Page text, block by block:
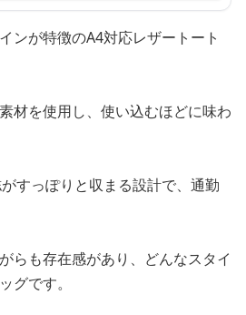
ンが特徴のA4対応レザートート
材を使用し、使い込むほどに味わ
すっぽりと収まる設計で、通勤
らも存在感があり、どんなスタイ
グです。